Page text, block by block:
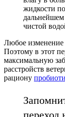
жидкости
чистой
Любое изменение
Поэтому в этот
максимальную
расстройств
рациону